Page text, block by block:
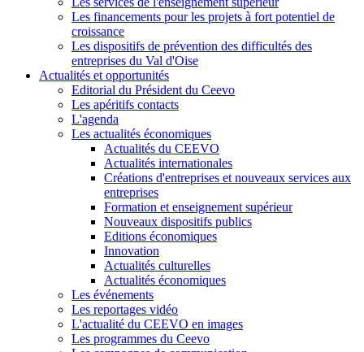
Les financements pour les projets à fort potentiel de
croissance
Les dispositifs de prévention des difficultés des
entreprises du Val d'Oise
Actualités et opportunités
Editorial du Président du Ceevo
Les apéritifs contacts
L'agenda
Les actualités économiques
Actualités du CEEVO
Actualités internationales
Créations d'entreprises et nouveaux services aux
entreprises
Formation et enseignement supérieur
Nouveaux dispositifs publics
Editions économiques
Innovation
Actualités culturelles
Actualités économiques
Les événements
Les reportages vidéo
L'actualité du CEEVO en images
Les programmes du Ceevo